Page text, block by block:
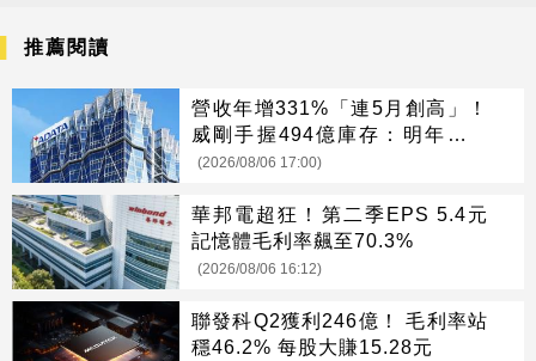
推薦閱讀
營收年增331%「連5月創高」！
威剛手握494億庫存：明年會更
缺
(2026/08/06 17:00)
華邦電超狂！第二季EPS 5.4元
記憶體毛利率飆至70.3%
(2026/08/06 16:12)
聯發科Q2獲利246億！ 毛利率站
穩46.2% 每股大賺15.28元